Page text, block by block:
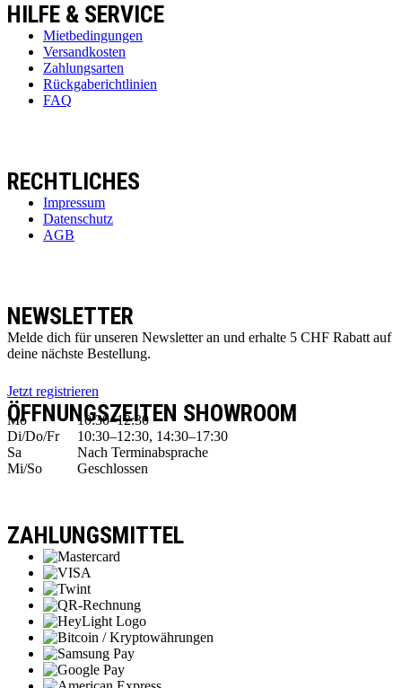
HILFE & SERVICE
Mietbedingungen
Versandkosten
Zahlungsarten
Rückgaberichtlinien
FAQ
RECHTLICHES
Impressum
Datenschutz
AGB
NEWSLETTER
Melde dich für unseren Newsletter an und erhalte 5 CHF Rabatt auf
deine nächste Bestellung.
Jetzt registrieren
ÖFFNUNGSZEITEN SHOWROOM
Mo
10:30–12:30
Di/Do/Fr
10:30–12:30, 14:30–17:30
Sa
Nach Terminabsprache
Mi/So
Geschlossen
ZAHLUNGSMITTEL